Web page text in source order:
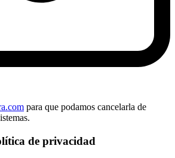
para que podamos cancelarla de
de privacidad